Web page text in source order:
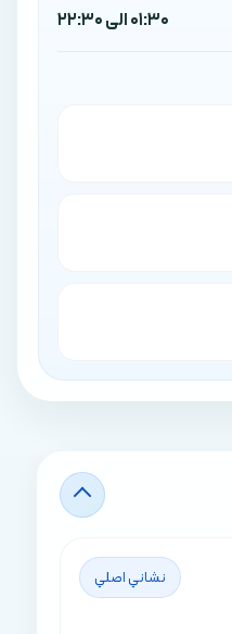
01:30 الی 22:30
نشاني اصلي